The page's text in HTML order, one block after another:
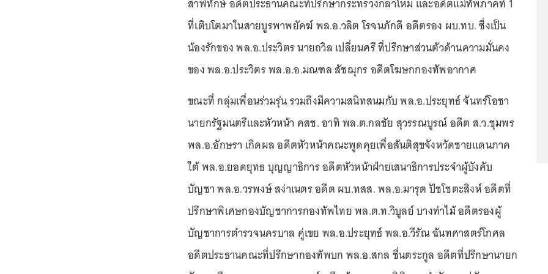
สาพิทักษ์ อดีตประธานคณะที่ปรึกษากระทรวงกลาโหม และอดีตแม่ทัพภาคที่ 1
ที่เติบโตมาในสายบูรพาพยัคฆ์ พล.อ.วลิต โรจนภักดี อดีตรอง ผบ.ทบ. ซึ่งเป็น
น้องรักของ พล.อ.ประวิตร นายถวิล เปลี่ยนศรี ที่ปรึกษาส่วนตัวด้านความมั่นคง
ของ พล.อ.ประวิตร พล.อ.อ.มณฑล สัชฌุกร อดีตโฆษกกองทัพอากาศ
ขณะที่ กลุ่มเพื่อนร่วมรุ่น รวมถึงมีความสนิทสนมกับ พล.อ.ประยุทธ์ จันทร์โอชา
นายกรัฐมนตรีและหัวหน้า คสช. อาทิ พล.ต.กลชัย สุวรรณบูรณ์ อดีต ส.ว.ชุมพร
พล.อ.อักษรา เกิดผล อดีตหัวหน้าคณะพูดคุยเพื่อสันติสุขจังหวัดชายแดนภาค
ใต้ พล.อ.ยอดยุทธ บุญญาธิการ อดีตหัวหน้าฝ่ายเสนาธิการประจำผู้บังคับ
บัญชา พล.อ.วรพงษ์ สง่าเนตร อดีต ผบ.ทสส. พล.อ.มารุต ปัชโชตะสิงห์ อดีตที่
ปรึกษาพิเศษกองบัญชาการกองทัพไทย พล.ต.ท.วิบูลย์ บางท่าไม้ อดีตรองผู้
บัญชาการตำรวจนครบาล คู่เขย พล.อ.ประยุทธ์ พล.อ.วีรัณ ฉันทศาสตร์โกศล
อดีตประธานคณะที่ปรึกษากองทัพบก พล.อ.สกล ชื่นตระกูล อดีตที่ปรึกษานายก